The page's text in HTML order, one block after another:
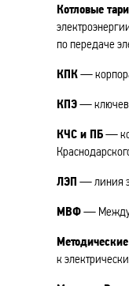
Котловые
по передаче
КПК—
КПЭ—
КЧС и ПБ—
ЛЭП — линия
МВФ—
к